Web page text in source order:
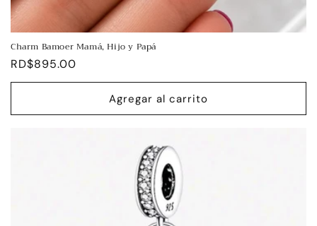
Charm Bamoer Mamá, Hijo y Papá
Precio
habitual
RD$895.00
Agregar al carrito